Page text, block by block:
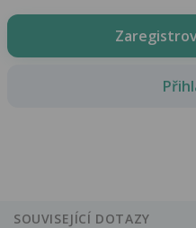
SOUVISEJÍCÍ DOTAZY